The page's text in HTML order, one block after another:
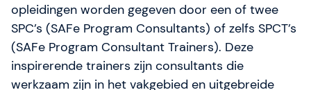
opleidingen worden gegeven door een of twee
SPC’s (SAFe Program Consultants) of zelfs SPCT’s
(SAFe Program Consultant Trainers). Deze
inspirerende trainers zijn consultants die
werkzaam zijn in het vakgebied en uitgebreide